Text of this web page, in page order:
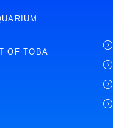
OF TOBA